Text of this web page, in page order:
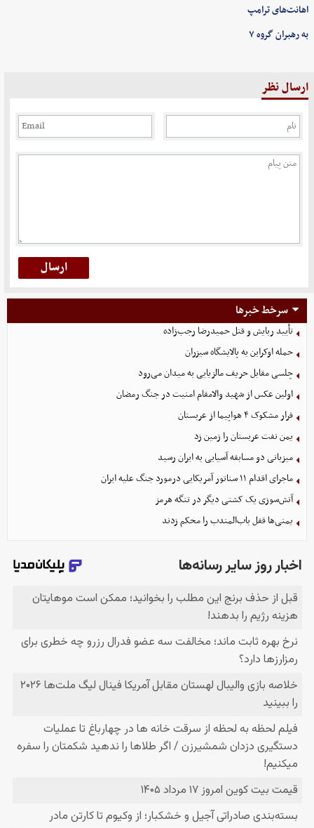
اهانت‌های ترامپ
به رهبران گروه ۷
ارسال نظر
سرخط خبرها
تأیید ربایش و قتل حمیدرضا رجب‌زاده
حمله اوکراین به پالایشگاه سیزران
چلسی مقابل حریف مالزیایی به میدان می‌رود
اولین عکس از شهید والامقام امنیت در جنگ رمضان
فرار مشکوک ۴ هواپیما از عربستان
یمن نفت عربستان را زمین زد
میزبانی دو مسابقه آسیایی به ایران رسید
ماجرای اقدام ۱۱ سناتور آمریکایی درمورد جنگ علیه ایران
آتش‌سوزی یک کشتی دیگر در تنگه هرمز
یمنی‌ها قفل باب‌المندب را محکم زدند